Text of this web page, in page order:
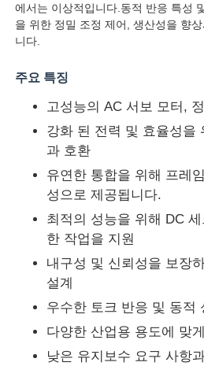
에서는 이상적입니다.동적 반응 특성
을 위한 정밀 조정 제어, 생산성을 향
니다.
주요 특징
고성능의 AC 서보 모터,
강화 된 전력 및 효율성을
과 호환
유연한 통합을 위해 프레
성으로 제공됩니다.
최적의 성능을 위해 DC
한 작업을 지원
내구성 및 신뢰성을 보장
설계
우수한 토크 반응 및 동적
다양한 산업용 용도에 맞
낮은 유지보수 요구 사항